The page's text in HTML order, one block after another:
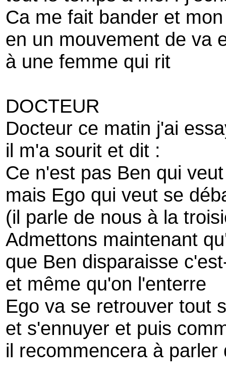
Ca me fait bander et
en un mouvement de va
à une femme qui rit
DOCTEUR
Docteur ce matin j'ai
il m'a sourit et dit :
Ce n'est pas Ben qui
mais Ego qui veut se
(il parle de nous à la
Admettons maintenant
que Ben disparaisse
et même qu'on l'enterre
Ego va se retrouver tout
et s'ennuyer et puis
il recommencera à